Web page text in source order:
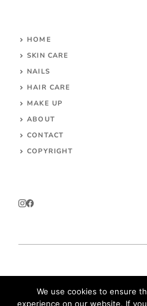
HOME
SKIN CARE
NAILS
HAIR CARE
MAKE UP
ABOUT
CONTACT
COPYRIGHT
© 2026
We use cookies to ensure
experience on our website. If